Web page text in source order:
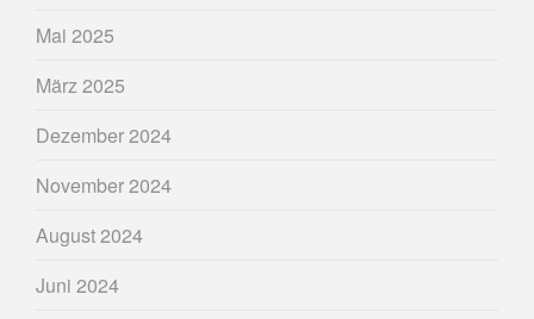
Mai 2025
März 2025
Dezember 2024
November 2024
August 2024
Juni 2024